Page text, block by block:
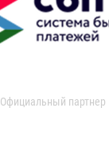
Официальный партнер